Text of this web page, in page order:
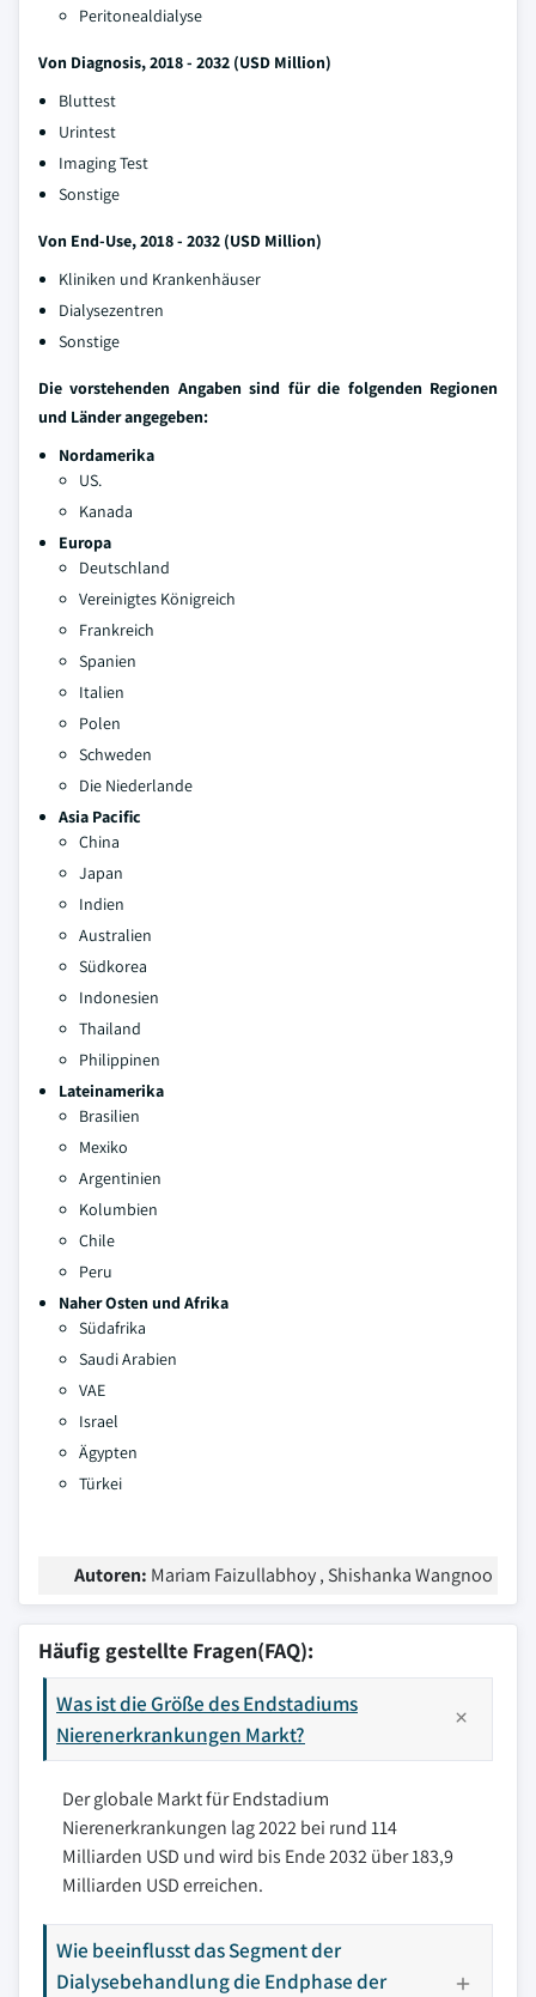
Peritonealdialyse
Von Diagnosis, 2018 - 2032 (USD Million)
Bluttest
Urintest
Imaging Test
Sonstige
Von End-Use, 2018 - 2032 (USD Million)
Kliniken und Krankenhäuser
Dialysezentren
Sonstige
Die vorstehenden Angaben sind für die folgenden Regionen
und Länder angegeben:
Nordamerika
US.
Kanada
Europa
Deutschland
Vereinigtes Königreich
Frankreich
Spanien
Italien
Polen
Schweden
Die Niederlande
Asia Pacific
China
Japan
Indien
Australien
Südkorea
Indonesien
Thailand
Philippinen
Lateinamerika
Brasilien
Mexiko
Argentinien
Kolumbien
Chile
Peru
Naher Osten und Afrika
Südafrika
Saudi Arabien
VAE
Israel
Ägypten
Türkei
Autoren: Mariam Faizullabhoy , Shishanka Wangnoo
Häufig gestellte Fragen(FAQ):
Was ist die Größe des Endstadiums
Nierenerkrankungen Markt?
Der globale Markt für Endstadium
Nierenerkrankungen lag 2022 bei rund 114
Milliarden USD und wird bis Ende 2032 über 183,9
Milliarden USD erreichen.
Wie beeinflusst das Segment der
Dialysebehandlung die Endphase der